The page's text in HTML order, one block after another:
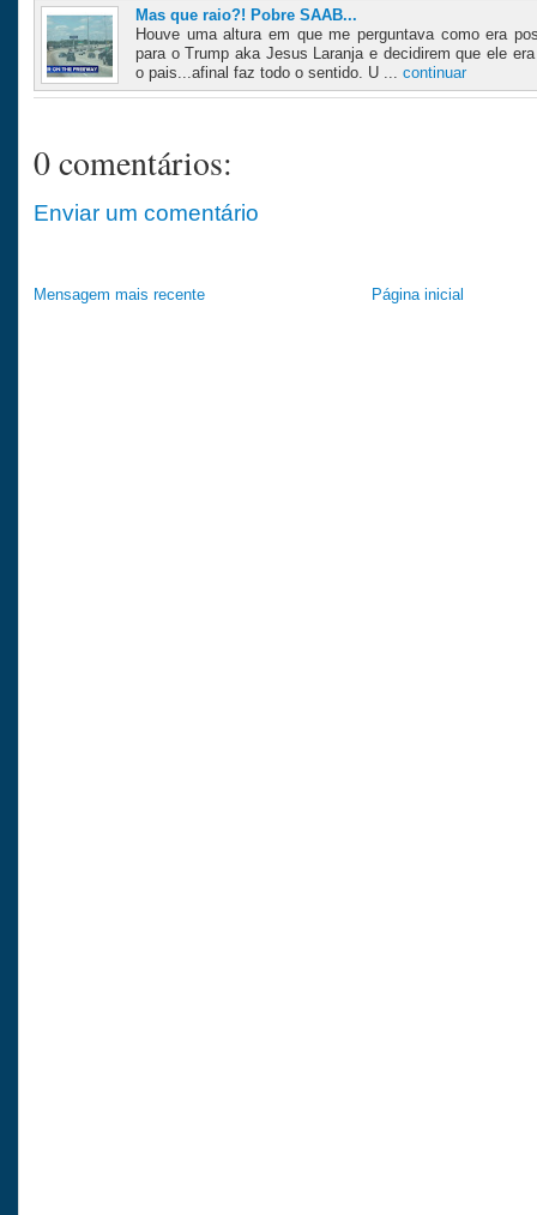
Mas que raio?! Pobre SAAB...
Houve uma altura em que me perguntava como era
para o Trump aka Jesus Laranja e decidirem que ele
o pais...afinal faz todo o sentido. U ... continuar
0 comentários:
Enviar um comentário
Mensagem mais recente Página inicial